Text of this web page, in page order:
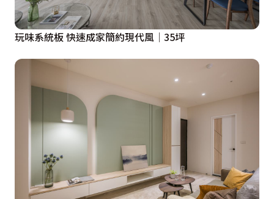
玩味系統板 快速成家簡約現代風│35坪